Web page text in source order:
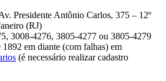
Presidente Antônio Carlos, 375 – 12º
(RJ)
3008-4276, 3805-4277 ou 3805-4279
em diante (com falhas) em
(é necessário realizar cadastro